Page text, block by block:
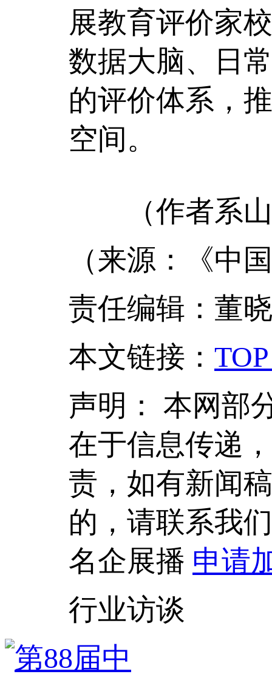
展教育评价家
数据大脑、日
的评价体系，
空间。
（作者系山
（来源：《中
责任编辑：董
本文链接 ：
声明： 本网部
在于信息传递
责，如有新闻
的，请联系我
名企展播 申请
行业访谈